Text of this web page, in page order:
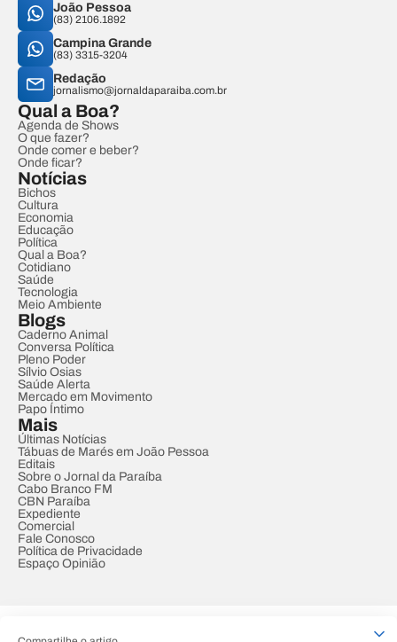
João Pessoa
(83) 2106.1892
Campina Grande
(83) 3315-3204
Redação
jornalismo@jornaldaparaiba.com.br
Qual a Boa?
Agenda de Shows
O que fazer?
Onde comer e beber?
Onde ficar?
Notícias
Bichos
Cultura
Economia
Educação
Política
Qual a Boa?
Cotidiano
Saúde
Tecnologia
Meio Ambiente
Blogs
Caderno Animal
Conversa Política
Pleno Poder
Sílvio Osias
Saúde Alerta
Mercado em Movimento
Papo Íntimo
Mais
Últimas Notícias
Tábuas de Marés em João Pessoa
Editais
Sobre o Jornal da Paraíba
Cabo Branco FM
CBN Paraíba
Expediente
Comercial
Fale Conosco
Política de Privacidade
Espaço Opinião